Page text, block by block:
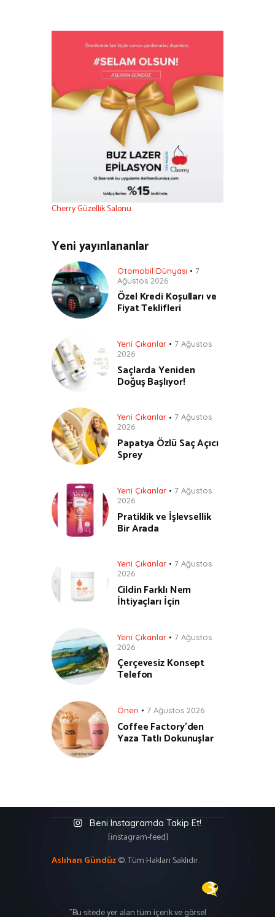
Cherry Güzellik Salonu
Yeni yayınlananlar
Otomobil Dünyası
7
Ağustos 2026
Özel Kredi Koşulları ve
Fiyat Teklifleri
Yeni Çıkanlar
7 Ağustos
2026
Saçlarda Yeniden
Doğuş Başlıyor!
Yeni Çıkanlar
7 Ağustos
2026
Papatya Özlü Saç Açıcı
Sprey
Yeni Çıkanlar
7 Ağustos
2026
Pratiklik ve İşlevsellik
Bir Arada
Yeni Çıkanlar
7 Ağustos
2026
Cildin Farklı Nem
İhtiyaçları İçin
Yeni Çıkanlar
7 Ağustos
2026
Çerçevesiz Konsept
Telefon
Öneri 7 Ağustos 2026
Coffee Factory’den
Yaza Tatlı Dokunuşlar
Beni Instagramda Takip Et!
[instagram-feed]
Aslıhan Gündüz©. Tüm Hakları Saklıdır.
"Bu sitede yer alan tüm içerik ve görsel